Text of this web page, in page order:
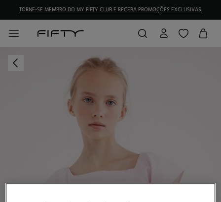
TORNE-SE MEMBRO DO MY FIFTY CLUB E RECEBA PROMOÇÕES EXCLUSIVAS.